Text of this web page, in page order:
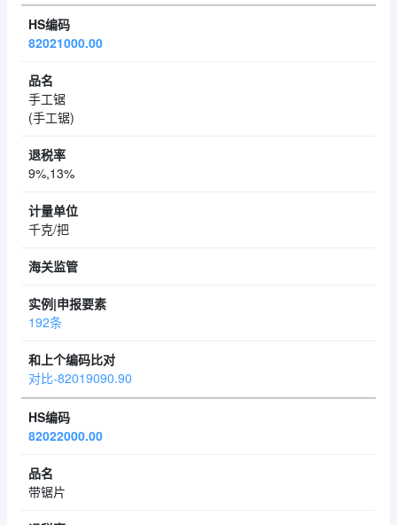
82021000.00
手工锯
(手工锯)
9%,13%
千克/把
192条
对比-82019090.90
82022000.00
带锯片